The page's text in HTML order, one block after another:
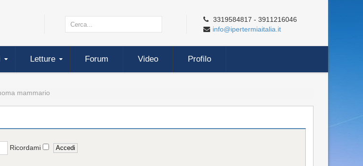
3319584817 - 3911216046
info@ipertermiaitalia.it
Letture Forum Video Profilo
mammario
Ricordami